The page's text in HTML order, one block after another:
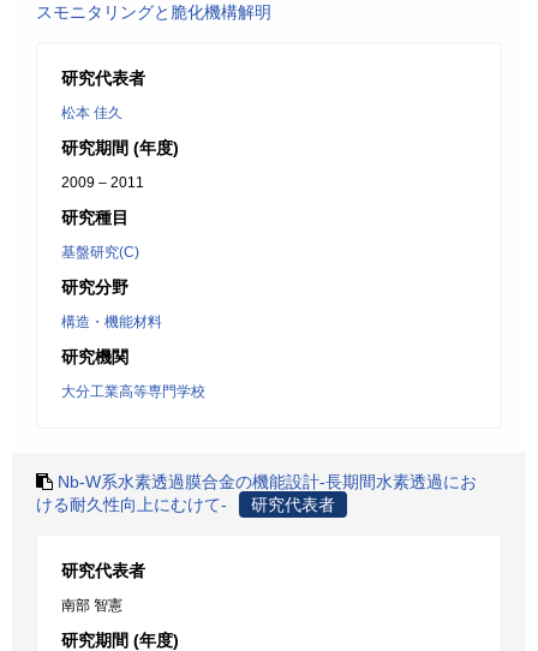
スモニタリングと脆化機構解明
研究代表者
松本 佳久
研究期間 (年度)
2009 – 2011
研究種目
基盤研究(C)
研究分野
構造・機能材料
研究機関
大分工業高等専門学校
Nb-W系水素透過膜合金の機能設計-長期間水素透過にお
ける耐久性向上にむけて-
研究代表者
研究代表者
南部 智憲
研究期間 (年度)